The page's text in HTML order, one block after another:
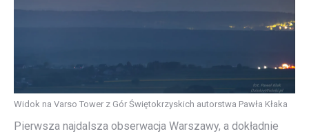
Widok na Varso Tower z Gór Świętokrzyskich autorstwa Pawła Kłaka
Pierwsza najdalsza obserwacja Warszawy, a dokładnie